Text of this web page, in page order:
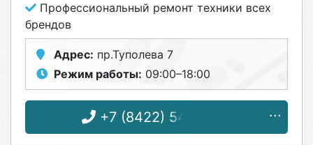
Профессиональный ремонт техники всех
брендов
Адрес: пр.Туполева 7
Режим работы: 09:00–18:00
+7 (8422) 54-05-41